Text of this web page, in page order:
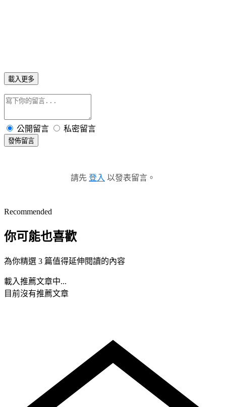
載入更多
公開留言 私密留言
發佈留言
請先 登入 以發表留言。
Recommended
你可能也喜歡
為你精選 3 篇值得延伸閱讀的內容
載入推薦文章中...
目前沒有推薦文章